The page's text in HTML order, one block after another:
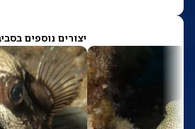
יצורים נוספים